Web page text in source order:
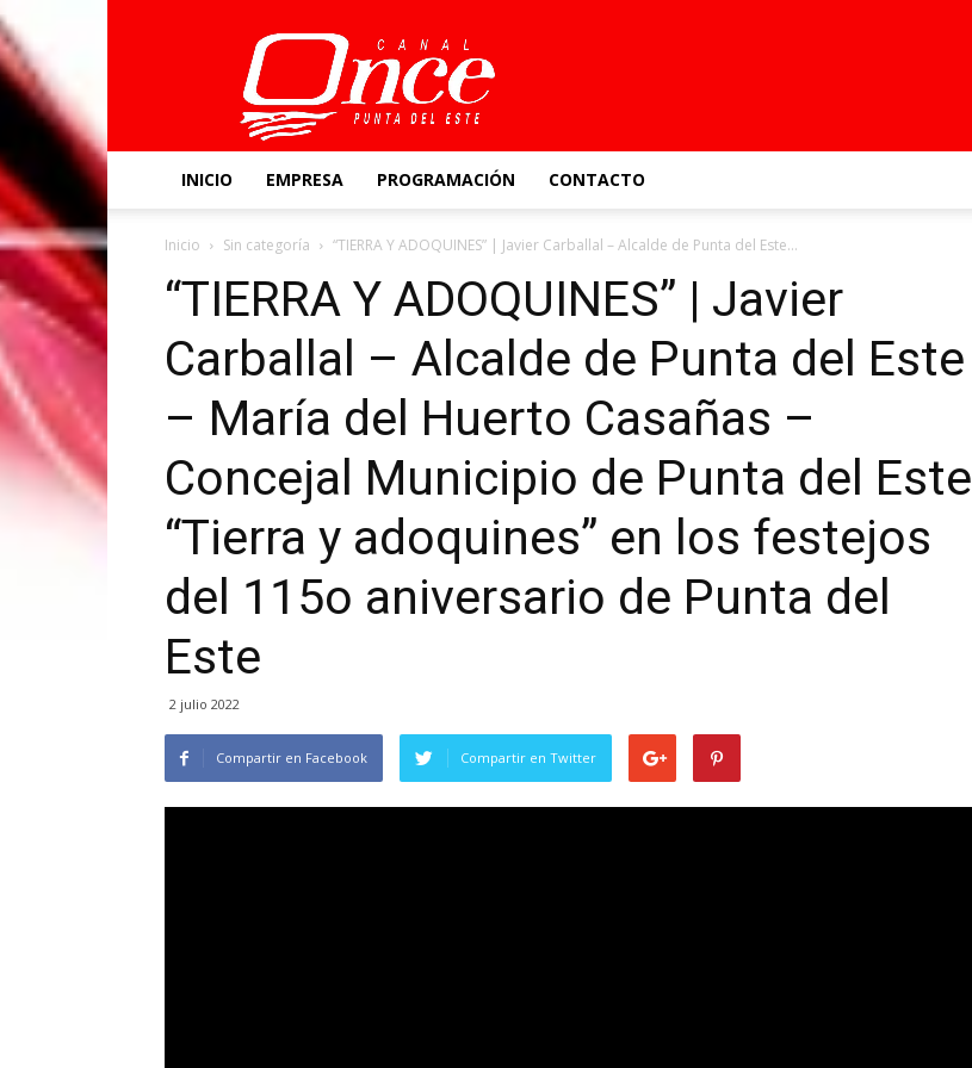
Canal
Once
INICIO EMPRESA PROGRAMACIÓN CONTACTO
Inicio Sin categoría “TIERRA Y ADOQUINES” | Javier Carballal – Alcalde de Punta del Este...
“TIERRA Y ADOQUINES” | Javier
Carballal – Alcalde de Punta del Este
– María del Huerto Casañas –
Concejal Municipio de Punta del Este
“Tierra y adoquines” en los festejos
del 115o aniversario de Punta del
Este
2 julio 2022
Compartir en Facebook Compartir en Twitter